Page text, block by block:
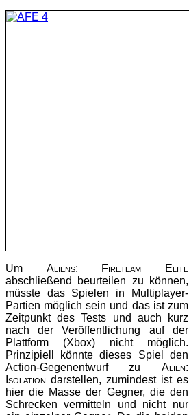
Um Aliens: Fireteam Elite
abschließend beurteilen zu können,
müsste das Spielen in Multiplayer-
Partien möglich sein und das ist zum
Zeitpunkt des Tests und auch kurz
nach der Veröffentlichung auf der
Plattform (Xbox) nicht möglich.
Prinzipiell könnte dieses Spiel den
Action-Gegenentwurf zu Alien:
Isolation darstellen, zumindest ist es
hier die Masse der Gegner, die den
Schrecken vermitteln und nicht nur